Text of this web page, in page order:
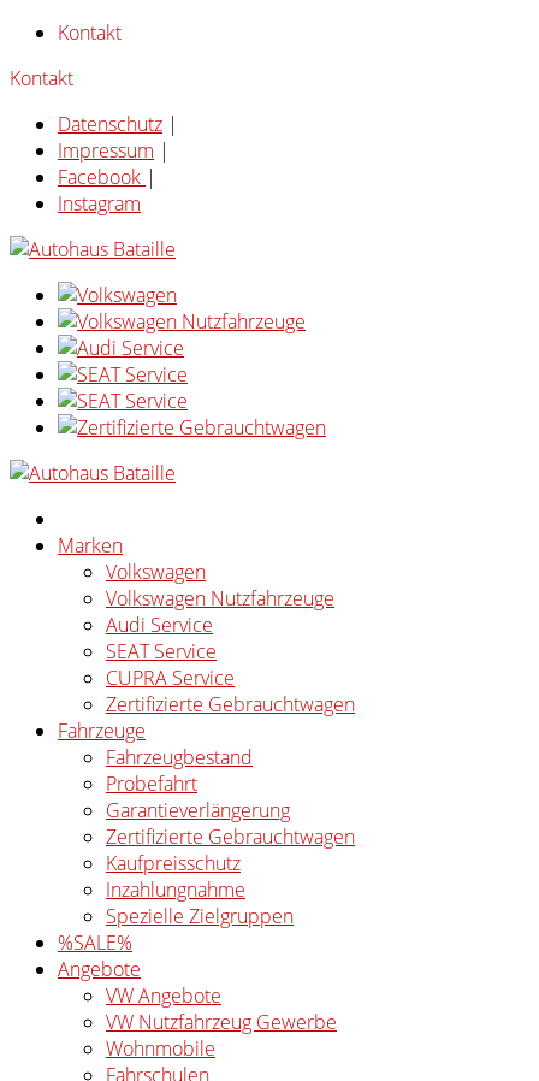
Kontakt
Kontakt
Datenschutz |
Impressum |
Facebook |
Instagram
Marken
Volkswagen
Volkswagen Nutzfahrzeuge
Audi Service
SEAT Service
CUPRA Service
Zertifizierte Gebrauchtwagen
Fahrzeuge
Fahrzeugbestand
Probefahrt
Garantieverlängerung
Zertifizierte Gebrauchtwagen
Kaufpreisschutz
Inzahlungnahme
Spezielle Zielgruppen
%SALE%
Angebote
VW Angebote
VW Nutzfahrzeug Gewerbe
Wohnmobile
Fahrschulen